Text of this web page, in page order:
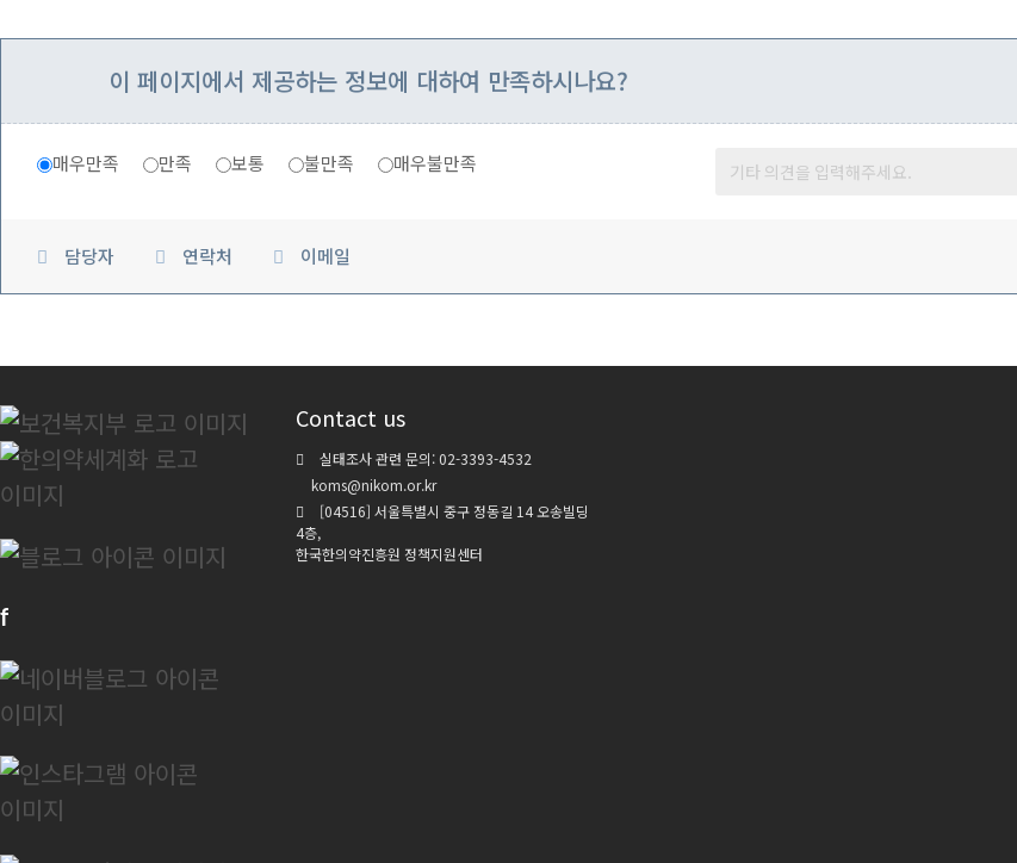
이 페이지에서 제공하는 정보에 대하여 만족하시나요?
매우만족 만족 보통 불만족 매우불만족
담당자 연락처 이메일
Contact us
실태조사 관련 문의: 02-3393-4532
koms@nikom.or.kr
[04516] 서울특별시 중구 정동길 14 오송빌딩
4층,
한국한의약진흥원 정책지원센터